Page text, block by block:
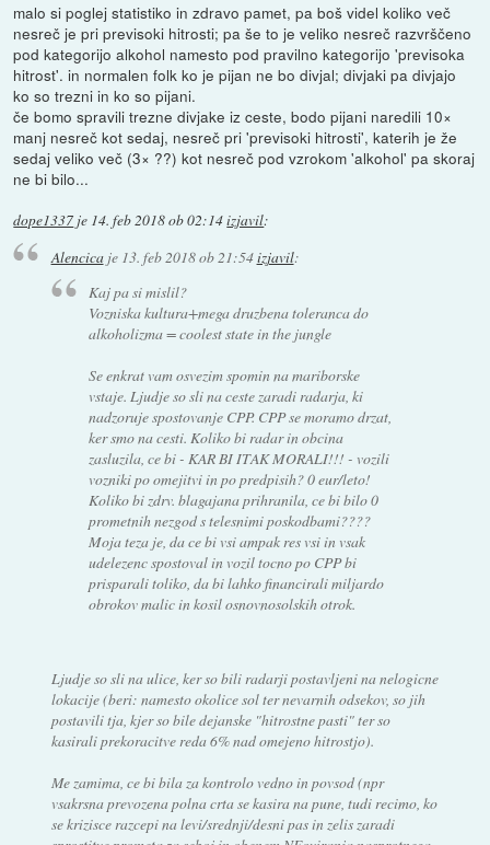
malo si poglej statistiko in zdravo pamet, pa boš videl koliko več
nesreč je pri previsoki hitrosti; pa še to je veliko nesreč razvrščeno
pod kategorijo alkohol namesto pod pravilno kategorijo 'previsoka
hitrost'. in normalen folk ko je pijan ne bo divjal; divjaki pa divjajo
ko so trezni in ko so pijani.
če bomo spravili trezne divjake iz ceste, bodo pijani naredili 10×
manj nesreč kot sedaj, nesreč pri 'previsoki hitrosti', katerih je že
sedaj veliko več (3× ??) kot nesreč pod vzrokom 'alkohol' pa skoraj
ne bi bilo...
dope1337 je 14. feb 2018 ob 02:14izjavil:
Alencicaje 13. feb 2018 ob 21:54izjavil:
Kaj pa si mislil?
Vozniska kultura+mega druzbena toleranca do
alkoholizma = coolest state in the jungle
Se enkrat vam osvezim spomin na mariborske
vstaje. Ljudje so sli na ceste zaradi radarja, ki
nadzoruje spostovanje CPP. CPP se moramo drzat,
ker smo na cesti. Koliko bi radar in obcina
zasluzila, ce bi - KAR BI ITAK MORALI!!! - vozili
vozniki po omejitvi in po predpisih? 0 eur/leto!
Koliko bi zdrv. blagajana prihranila, ce bi bilo 0
prometnih nezgod s telesnimi poskodbami????
Moja teza je, da ce bi vsi ampak res vsi in vsak
udelezenc spostoval in vozil tocno po CPP bi
prisparali toliko, da bi lahko financirali miljardo
obrokov malic in kosil osnovnosolskih otrok.
Ljudje so sli na ulice, ker so bili radarji postavljeni na nelogicne
lokacije (beri: namesto okolice sol ter nevarnih odsekov, so jih
postavili tja, kjer so bile dejanske "hitrostne pasti" ter so
kasirali prekoracitve reda 6% nad omejeno hitrostjo).
Me zamima, ce bi bila za kontrolo vedno in povsod (npr
vsakrsna prevozena polna crta se kasira na pune, tudi recimo, ko
se krizisce razcepi na levi/srednji/desni pas in zelis zaradi